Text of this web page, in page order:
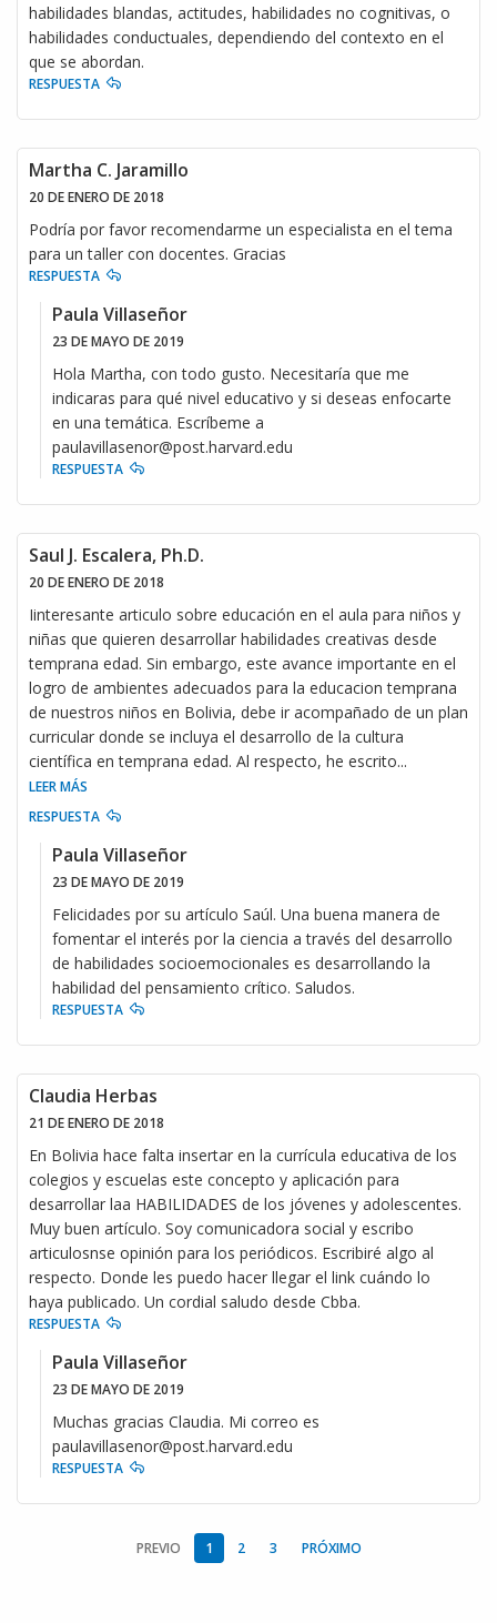
habilidades blandas, actitudes, habilidades no cognitivas, o
habilidades conductuales, dependiendo del contexto en el
que se abordan.
RESPUESTA
Martha C. Jaramillo
20 DE ENERO DE 2018
Podría por favor recomendarme un especialista en el tema
para un taller con docentes. Gracias
RESPUESTA
Paula Villaseñor
23 DE MAYO DE 2019
Hola Martha, con todo gusto. Necesitaría que me
indicaras para qué nivel educativo y si deseas enfocarte
en una temática. Escríbeme a
paulavillasenor@post.harvard.edu
RESPUESTA
Saul J. Escalera, Ph.D.
20 DE ENERO DE 2018
Iinteresante articulo sobre educación en el aula para niños y
niñas que quieren desarrollar habilidades creativas desde
temprana edad. Sin embargo, este avance importante en el
logro de ambientes adecuados para la educacion temprana
de nuestros niños en Bolivia, debe ir acompañado de un plan
curricular donde se incluya el desarrollo de la cultura
científica en temprana edad. Al respecto, he escrito...
LEER MÁS
RESPUESTA
Paula Villaseñor
23 DE MAYO DE 2019
Felicidades por su artículo Saúl. Una buena manera de
fomentar el interés por la ciencia a través del desarrollo
de habilidades socioemocionales es desarrollando la
habilidad del pensamiento crítico. Saludos.
RESPUESTA
Claudia Herbas
21 DE ENERO DE 2018
En Bolivia hace falta insertar en la currícula educativa de los
colegios y escuelas este concepto y aplicación para
desarrollar laa HABILIDADES de los jóvenes y adolescentes.
Muy buen artículo. Soy comunicadora social y escribo
articulosnse opinión para los periódicos. Escribiré algo al
respecto. Donde les puedo hacer llegar el link cuándo lo
haya publicado. Un cordial saludo desde Cbba.
RESPUESTA
Paula Villaseñor
23 DE MAYO DE 2019
Muchas gracias Claudia. Mi correo es
paulavillasenor@post.harvard.edu
RESPUESTA
PREVIO 1 2 3 PRÓXIMO